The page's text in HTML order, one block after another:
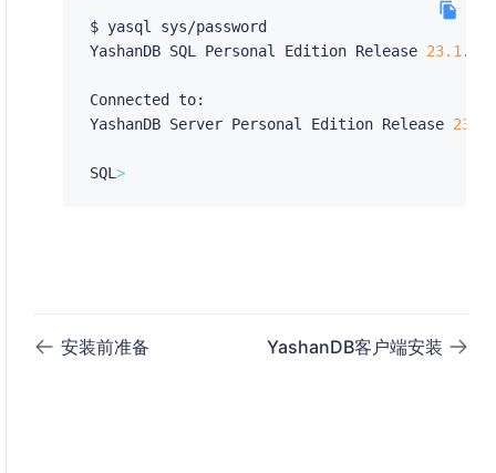
$ yasql sys/password
YashanDB SQL Personal Edition Release 23.1
Connected to:
YashanDB Server Personal Edition Release 23.1
SQL>
安装前准备 YashanDB客户端安装